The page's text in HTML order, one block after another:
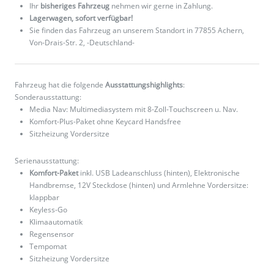
Ihr bisheriges Fahrzeug nehmen wir gerne in Zahlung.
Lagerwagen, sofort verfügbar!
Sie finden das Fahrzeug an unserem Standort in 77855 Achern,
Von-Drais-Str. 2, -Deutschland-
Fahrzeug hat die folgende Ausstattungshighlights:
Sonderausstattung:
Media Nav: Multimediasystem mit 8-Zoll-Touchscreen u. Nav.
Komfort-Plus-Paket ohne Keycard Handsfree
Sitzheizung Vordersitze
Serienausstattung:
Komfort-Paketinkl. USB Ladeanschluss (hinten), Elektronische
Handbremse, 12V Steckdose (hinten) und Armlehne Vordersitze:
klappbar
Keyless-Go
Klimaautomatik
Regensensor
Tempomat
Sitzheizung Vordersitze